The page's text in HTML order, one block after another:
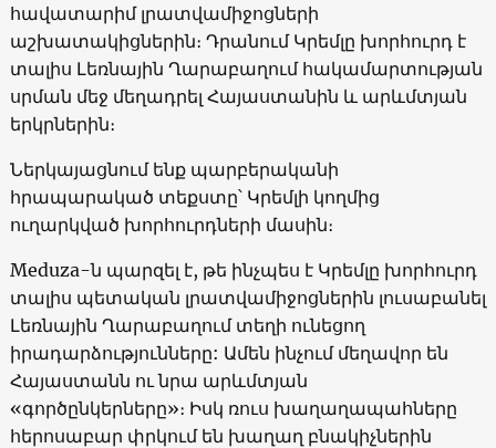
հավատարիմ լրատվամիջոցների
աշխատակիցներին։ Դրանում Կրեմլը խորհուրդ է
տալիս Լեռնային Ղարաբաղում հակամարտության
սրման մեջ մեղադրել Հայաստանին և արևմտյան
երկրներին։
Ներկայացնում ենք պարբերականի
հրապարակած տեքստը՝ Կրեմլի կողմից
ուղարկված խորհուրդների մասին։
Meduza-ն պարզել է, թե ինչպես է Կրեմլը խորհուրդ
տալիս պետական ​​լրատվամիջոցներին լուսաբանել
Լեռնային Ղարաբաղում տեղի ունեցող
իրադարձությունները: Ամեն ինչում մեղավոր են
Հայաստանն ու նրա արևմտյան
«գործընկերները»։ Իսկ ռուս խաղաղապահները
հերոսաբար փրկում են խաղաղ բնակիչներին